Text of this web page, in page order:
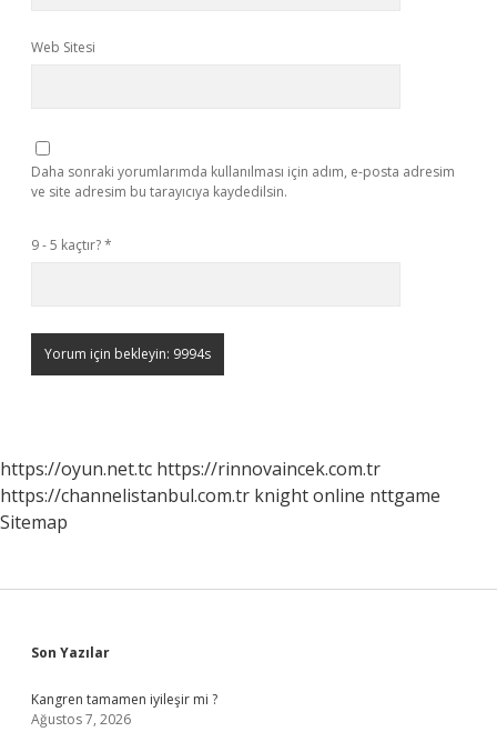
Web Sitesi
Daha sonraki yorumlarımda kullanılması için adım, e-posta adresim
ve site adresim bu tarayıcıya kaydedilsin.
9 - 5 kaçtır?*
https://oyun.net.tc https://rinnovaincek.com.tr
https://channelistanbul.com.tr knight online nttgame
Sitemap
Sidebar
Son Yazılar
Kangren tamamen iyileşir mi ?
Ağustos 7, 2026